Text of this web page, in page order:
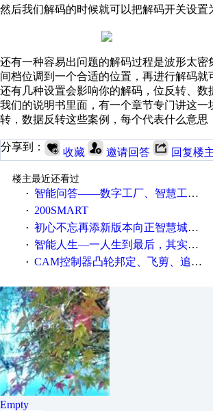
然后我们解码的时候就可以把解码开关设
还有一种容易出问题的解码过程是波形太
间档位调到一个合适的位置，再进行解码就
还有几种设置会影响你的解码，位反转、
我们的说明书里面，有一个章节专门讲这
转，数据反转这些案例，每个代表什么意思
分享到： 收藏 邀请回答 回复楼
楼主最近还看过
·
智能问答——数字工厂、智慧工厂和智能制造三者的区别是什么？
· 200SMART
· 初心不忘再添新版本向正智慧城市云展厅3.0版亮相
· 智能人生—一人生到最后，其实拼的都是人品
· CAM控制器凸轮邦定、飞剪、追剪等C功能块
Empty